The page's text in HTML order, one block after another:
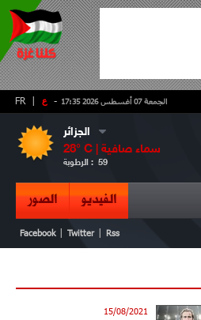
- ع FR الجمعة 07 أغسطس 2026 17:35
الجزائر
28° C | سماء صافية
الرطوبة : 59
الفيديو الصور
Facebook Twitter Rss
15/08/2021